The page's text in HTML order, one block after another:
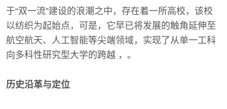
于“双一流”建设的浪潮之中，存在着一所高校，该校
以纺织为起始点，可是，它早已将发展的触角延伸至
航空航天、人工智能等尖端领域，实现了从单一工科
向多科性研究型大学的跨越 ，。
历史沿革与定位